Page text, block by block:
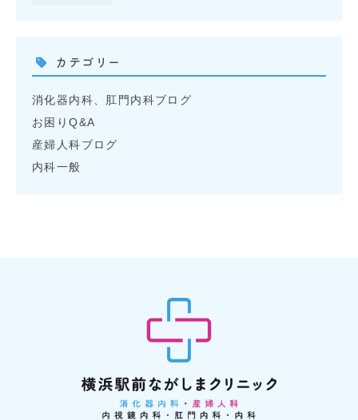
カテゴリー
消化器内科、肛門内科ブログ
お困りQ&A
産婦人科ブログ
内科一般